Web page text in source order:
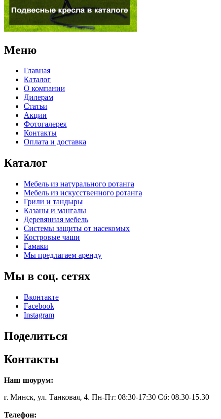
Меню
Главная
Каталог
О компании
Дилерам
Статьи
Акции
Фотогалерея
Контакты
Оплата и доставка
Каталог
Мебель из натурального ротанга
Мебель из искусственного ротанга
Грили и тандыры
Казаны и мангалы
Деревянная мебель
Системы защиты от насекомых
Костровые чаши
Гамаки
Мы предлагаем аренду
Мы в соц. сетях
Вконтакте
Facebook
Instagram
Поделиться
Контакты
Наш шоурум:
г. Минск, ул. Танковая, 4. Пн-Пт: 08:30-17:30 Сб: 08.30-15.30
Телефон: